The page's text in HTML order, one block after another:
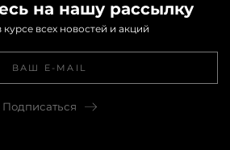
на нашу рассылку
курсе всех новостей и акций
Подписаться